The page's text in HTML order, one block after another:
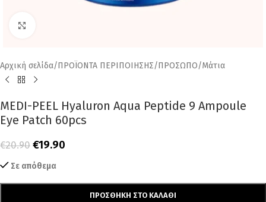
Αρχική σελίδα/ΠΡΟΪΟΝΤΑ ΠΕΡΙΠΟΙΗΣΗΣ/ΠΡΟΣΩΠΟ/Μάτια
MEDI-PEEL Hyaluron Aqua Peptide 9 Ampoule
Eye Patch 60pcs
€20.90 €19.90
Σε απόθεμα
ΠΡΟΣΘΉΚΗ ΣΤΟ ΚΑΛΆΘΙ